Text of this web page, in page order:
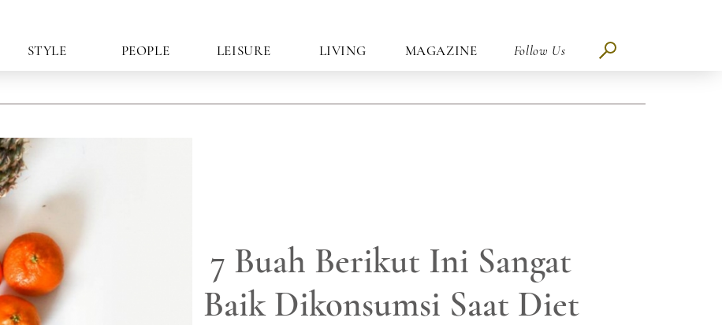
STYLE PEOPLE LEISURE LIVING MAGAZINE Follow Us
7 Buah Berikut Ini Sangat
Baik Dikonsumsi Saat Diet